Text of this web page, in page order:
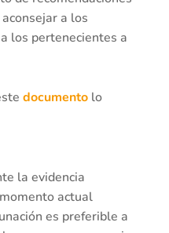
a los
los pertenecientes a
documento lo
la evidencia
actual
es preferible a